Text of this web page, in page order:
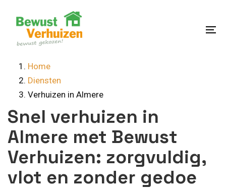
content
Home
Diensten
Verhuizen in Almere
Snel verhuizen in
Almere met Bewust
Verhuizen: zorgvuldig,
vlot en zonder gedoe